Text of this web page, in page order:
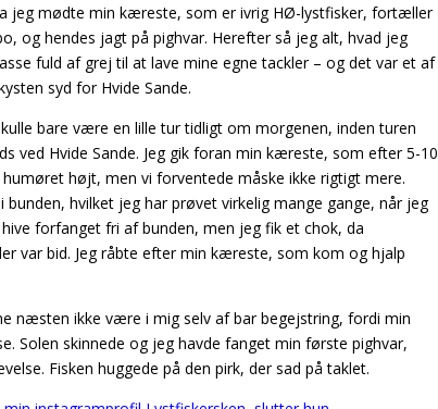
jeg mødte min kæreste, som er ivrig HØ-lystfisker, fortæller
og hendes jagt på pighvar. Herefter så jeg alt, hvad jeg
fuld af grej til at lave mine egne tackler – og det var et af
syd for Hvide Sande.
bare være en lille tur tidligt om morgenen, inden turen
ved Hvide Sande. Jeg gik foran min kæreste, som efter 5-10
højt, men vi forventede måske ikke rigtigt mere.
hvilket jeg har prøvet virkelig mange gange, når jeg
forfanget fri af bunden, men jeg fik et chok, da
var bid. Jeg råbte efter min kæreste, som kom og hjalp
næsten ikke være i mig selv af bar begejstring, fordi min
Solen skinnede og jeg havde fanget min første pighvar,
Fisken huggede på den pirk, der sad på taklet.